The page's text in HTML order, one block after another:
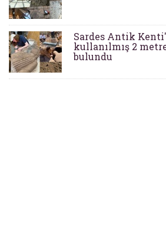
Sardes Antik
kullanılmış 2
bulundu